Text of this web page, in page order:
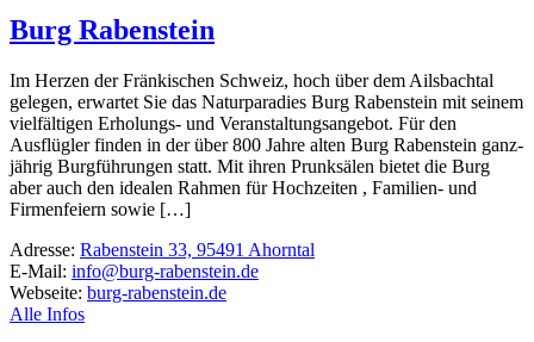
Burg Rabenstein
Im Herzen der Frän­ki­schen Schweiz, hoch über dem Ails­bachtal
gelegen, erwartet Sie das Natur­pa­ra­dies Burg Raben­stein mit seinem
viel­fäl­tigen Erho­­lungs- und Veran­stal­tungs­an­gebot. Für den
Ausflügler finden in der über 800 Jahre alten Burg Raben­stein ganz­
jährig Burg­füh­rungen statt. Mit ihren Prunk­sälen bietet die Burg
aber auch den idealen Rahmen für Hoch­zeiten , Fami­­lien- und
Firmen­feiern sowie […]
Adresse: Rabenstein 33, 95491 Ahorntal
E-Mail: info@burg-rabenstein.de
Webseite: burg-rabenstein.de
Alle Infos